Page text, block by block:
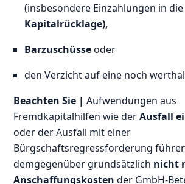
(insbesondere Einzahlungen in die
Kapitalrücklage),
Barzuschüsseoder
den Verzicht auf eine noch
Beachten Sie |Aufwendungen aus
Fremdkapitalhilfen wie derAusfall
oder der Ausfall mit einer
Bürgschaftsregressforderung
demgegenüber grundsätzlich nicht
Anschaffungskosten der GmbH-